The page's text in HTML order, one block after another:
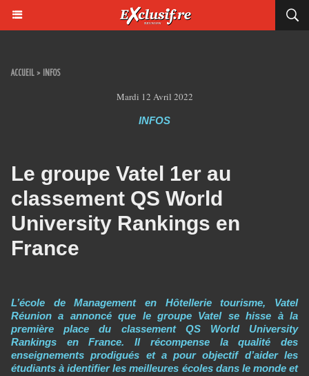
ACCUEIL > INFOS
Mardi 12 Avril 2022
INFOS
Le groupe Vatel 1er au
classement QS World
University Rankings en
France
L’école de Management en Hôtellerie tourisme, Vatel
Réunion a annoncé que le groupe Vatel se hisse à la
première place du classement QS World University
Rankings en France. Il récompense la qualité des
enseignements prodigués et a pour objectif d’aider les
étudiants à identifier les meilleures écoles dans le monde et